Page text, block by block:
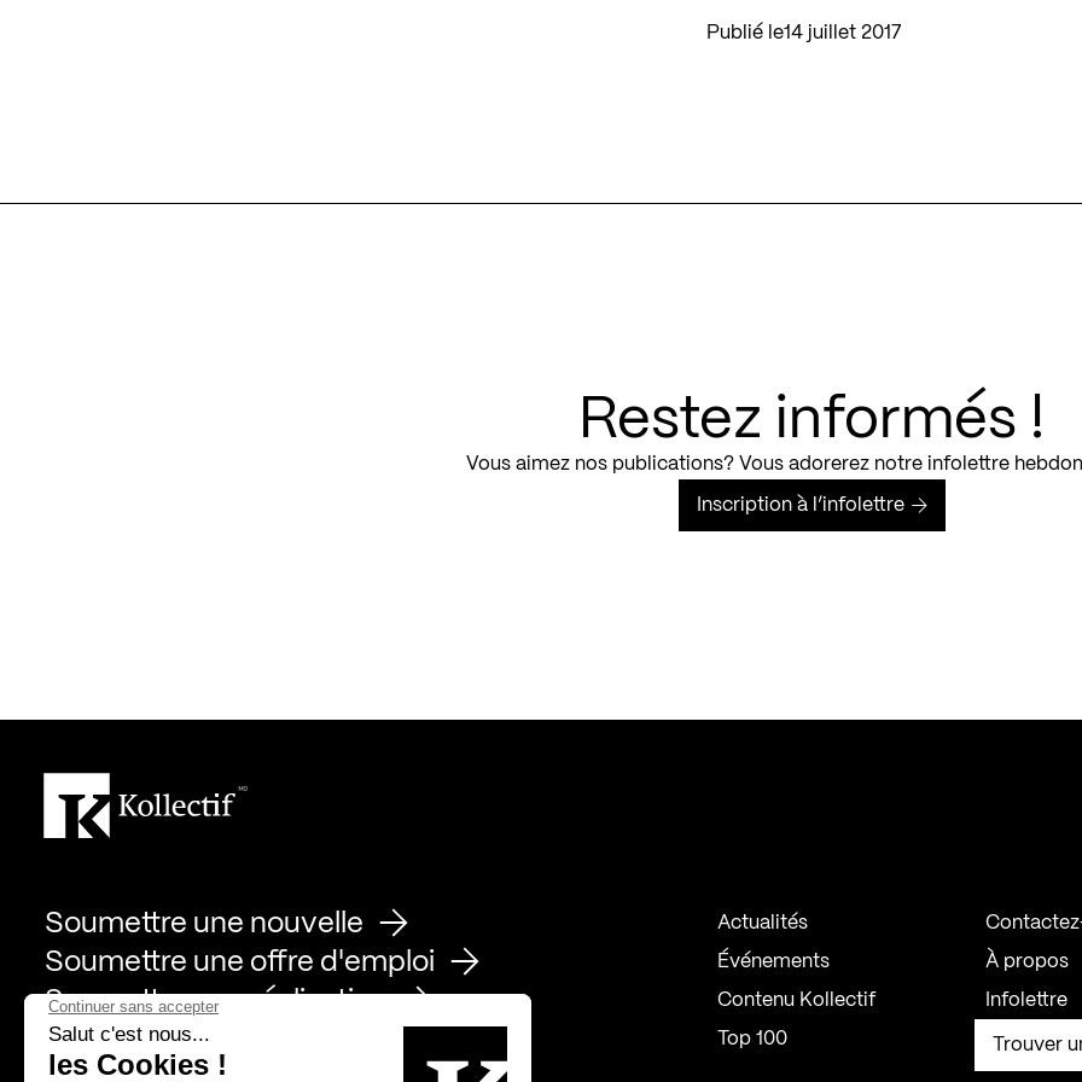
Publié le 14 juillet 2017
Restez informés !
Vous aimez nos publications? Vous adorerez notre infolettre
Inscription à l’infolettre
Soumettre une nouvelle
Soumettre une offre d'emploi
Soumettre une réalisation
Actualités
Événements
Contenu Kollectif
Top 100
À propos
Infolettre
Trouver